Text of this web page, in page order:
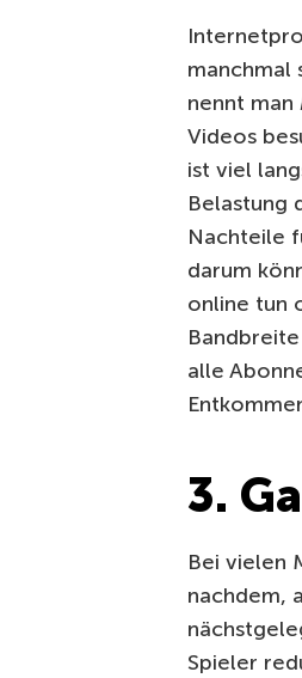
manchmal
nennt man
Videos
ist viel
Belastung
Nachteile
darum
online tun
alle
3.
Bei vielen
nachdem,
Spieler